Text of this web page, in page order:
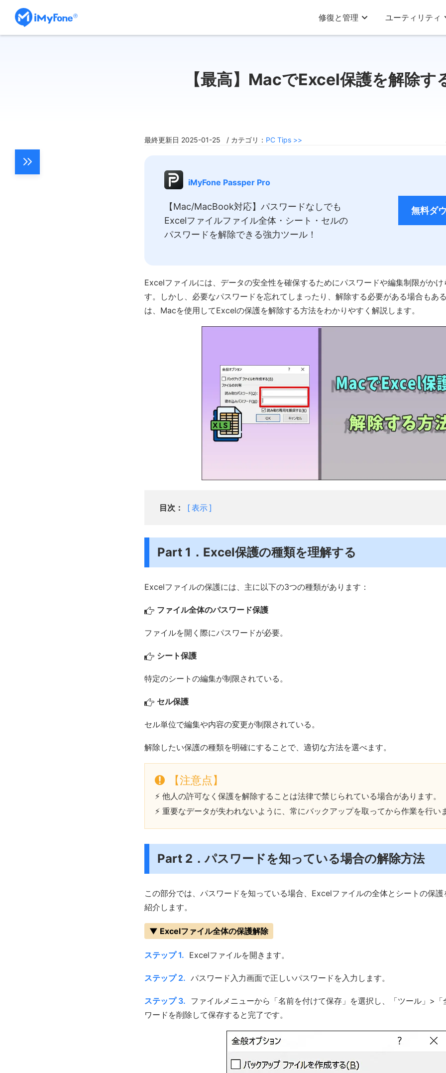
修復と管理 ユーティリティ
【最高】MacでExcel保護を解除す
最終更新日 2025-01-25 / カテゴリ： PC Tips >>
iMyFone Passper Pro
【Mac/MacBook対応】パスワードなしでも
Excelファイルファイル全体・シート・セルの
パスワードを解除できる強力ツール！
無料ダ
Excelファイルには、データの安全性を確保するためにパスワードや編集制限がかけ
す。しかし、必要なパスワードを忘れてしまったり、解除する必要がある場合もあ
は、Macを使用してExcelの保護を解除する方法をわかりやすく解説します。
目次： 表示
Part 1．Excel保護の種類を理解する
Excelファイルの保護には、主に以下の3つの種類があります：
ファイル全体のパスワード保護
ファイルを開く際にパスワードが必要。
シート保護
特定のシートの編集が制限されている。
セル保護
セル単位で編集や内容の変更が制限されている。
解除したい保護の種類を明確にすることで、適切な方法を選べます。
【注意点】
⚡ 他人の許可なく保護を解除することは法律で禁じられている場合があります。
⚡ 重要なデータが失われないように、常にバックアップを取ってから作業を行い
Part 2．パスワードを知っている場合の解除方法
この部分では、パスワードを知っている場合、Excelファイルの全体とシートの保
紹介します。
▼ Excelファイル全体の保護解除
ステップ 1. Excelファイルを開きます。
ステップ 2. パスワード入力画面で正しいパスワードを入力します。
ステップ 3. ファイルメニューから「名前を付けて保存」を選択し、「ツール」>「
ワードを削除して保存すると完了です。